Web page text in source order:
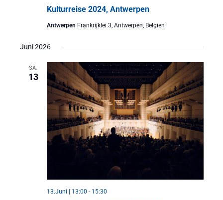
Kulturreise 2024, Antwerpen
Antwerpen Frankrijklei 3, Antwerpen, Belgien
Juni 2026
SA.
13
13.Juni | 13:00 - 15:30